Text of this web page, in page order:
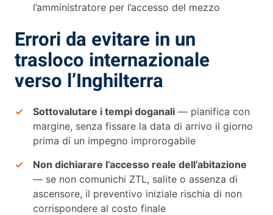
l’amministratore per l’accesso del mezzo
Errori da evitare in un
trasloco internazionale
verso l’Inghilterra
Sottovalutare i tempi doganali — pianifica con
margine, senza fissare la data di arrivo il giorno
prima di un impegno improrogabile
Non dichiarare l’accesso reale dell’abitazione
— se non comunichi ZTL, salite o assenza di
ascensore, il preventivo iniziale rischia di non
corrispondere al costo finale